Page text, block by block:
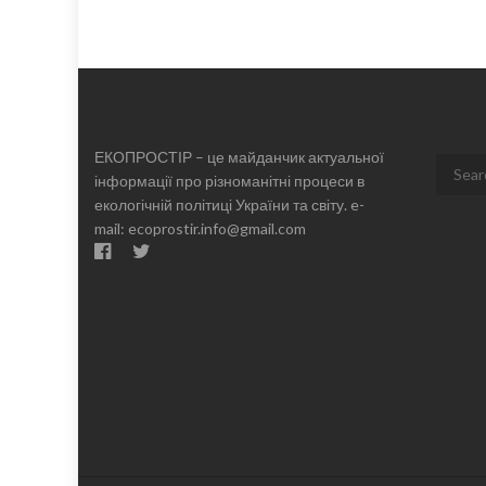
ЕКОПРОСТІР – це майданчик актуальної
інформації про різноманітні процеси в
екологічній політиці України та світу. e-
mail: ecoprostir.info@gmail.com
Search